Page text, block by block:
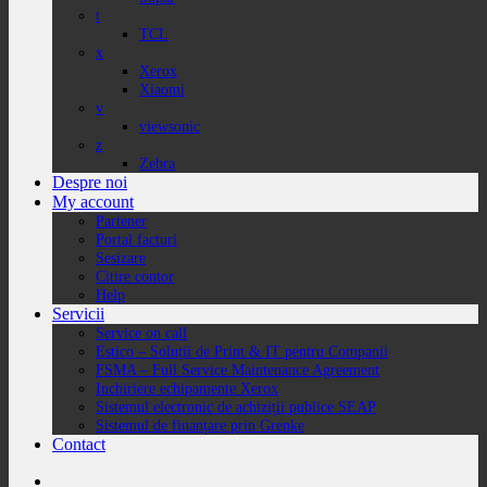
t
TCL
x
Xerox
Xiaomi
v
viewsonic
z
Zebra
Despre noi
My account
Partener
Portal facturi
Sesizare
Citire contor
Help
Servicii
Service on call
Estico – Soluții de Print & IT pentru Companii
FSMA – Full Service Maintenance Agreement
Inchiriere echipamente Xerox
Sistemul electronic de achiziții publice SEAP
Sistemul de finanțare prin Grenke
Contact